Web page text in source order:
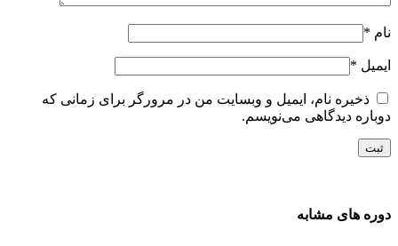
*
*
ذخیره نام، ایمیل و وبسایت من در مرورگر برای زمانی که
دیدگاهی می‌نویسم.
های مشابه